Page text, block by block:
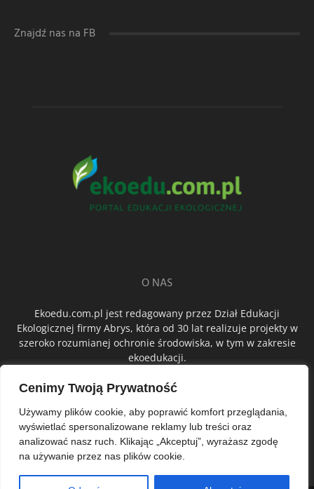
Cenimy Twoją Prywatność
Używamy plików cookie, aby poprawić komfort przeglądania,
wyświetlać spersonalizowane reklamy lub treści oraz
analizować nasz ruch. Klikając „Akceptuj”, wyrażasz zgodę
na używanie przez nas plików cookie.
Znajdź nas na FB
O NAS
Ekoedu.com.pl jest redagowany przez Dział Edukacji
Ekologicznej firmy Abrys, która od 30 lat realizuje projekty w
szeroko rozumianej ochronie środowiska, w tym w zakresie
ekoedukacji.
ŚLEDŹ NAS